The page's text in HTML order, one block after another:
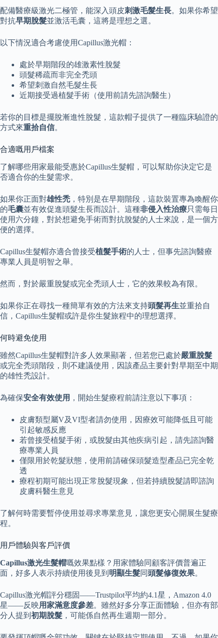
配備醫療級激光二極管，能深入頭皮刺激毛髮生長。如果你希望
對抗早期脫髮並激活毛囊，這將是理想之選。
以下情況適合考慮使用Capillus激光帽：
處於早期階段的雄激素性脫髮
頭髮稀疏而非完全禿頭
希望刺激自然毛髮生長
近期接受過植髮手術（使用前請先諮詢醫生）
若你的目標是擺脫漸進性脫髮，這款帽子提供了一種臨床驗證的
方式來重拾自信。
合適嘅用戶檔案
了解哪些用家最能受惠於Capillus生髮帽，可以幫助你決定它是
否適合你的生髮需求。
如果你正面對雄性禿，特別是在早期階段，這款裝置專為喚醒你
的毛囊並有效促進頭髮生長而設計。這種非侵入性治療只需每日
使用六分鐘，對於想避免手術而對抗脫髮的人士來說，是一個方
便的選擇。
Capillus生髮帽亦適合曾接受植髮手術的人士，但事先諮詢醫療
專業人員是明智之舉。
然而，對於嚴重脫髮或完全禿頭人士，它的效果較為有限。
如果你正在尋找一種簡單有效的方法來支持頭髮再生並重拾自
信，Capillus生髮帽或許是你生髮旅程中的理想選擇。
何時避免使用
雖然Capillus生髮帽對許多人效果顯著，但若您已處於嚴重脫髮
或完全禿頭階段，則不建議使用，因該產品主要針對早期至中期
的雄性禿設計。
為確保安全有效使用 ，開始生髮療程前請注意以下事項：
皮膚類型屬V及VI型者請勿使用，因療效可能降低且可能
引起敏感反應
若曾接受植髮手術，或脫髮由其他疾病引起，請先諮詢醫
療專業人員
僅限用於乾髮狀態，使用前請確保頭髮造型產品已完全乾
透
療程初期可能出現正常脫髮現象，但若持續脫髮請即諮詢
皮膚科醫生意見
了解何時需要暫停使用並尋求專業意見，讓您更安心開展生髮療
程。
用戶體驗與客戶評價
Capillus激光生髮帽嘅效果點樣？用家體驗同顧客評價普遍正
面，好多人表示持續使用後見到 明顯生髮同頭髮修復效果。
Capillus激光帽評分穩固——Trustpilot平均約4.1星，Amazon 4.0
星——反映用家滿意度參差。雖然好多分享正面體驗，但亦有部
分人提到 初期脫髮 ，可能係自然再生週期一部分。